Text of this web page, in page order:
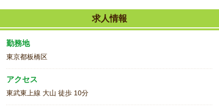
求人情報
勤務地
東京都板橋区
アクセス
東武東上線 大山 徒歩 10分